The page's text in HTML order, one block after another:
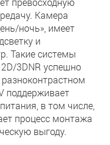
Камера
ночь», имеет
и
Такие системы
2D/3DNR успешно
поддерживает
в том числе,
процесс монтажа
выгоду.